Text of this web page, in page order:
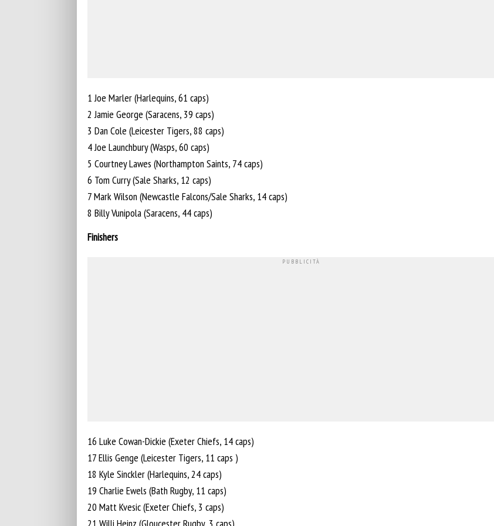
1 Joe Marler (Harlequins, 61 caps)
2 Jamie George (Saracens, 39 caps)
3 Dan Cole (Leicester Tigers, 88 caps)
4 Joe Launchbury (Wasps, 60 caps)
5 Courtney Lawes (Northampton Saints, 74 caps)
6 Tom Curry (Sale Sharks, 12 caps)
7 Mark Wilson (Newcastle Falcons/Sale Sharks, 14 caps)
8 Billy Vunipola (Saracens, 44 caps)
Finishers
16 Luke Cowan-Dickie (Exeter Chiefs, 14 caps)
17 Ellis Genge (Leicester Tigers, 11 caps )
18 Kyle Sinckler (Harlequins, 24 caps)
19 Charlie Ewels (Bath Rugby, 11 caps)
20 Matt Kvesic (Exeter Chiefs, 3 caps)
21 Willi Heinz (Gloucester Rugby, 3 caps)